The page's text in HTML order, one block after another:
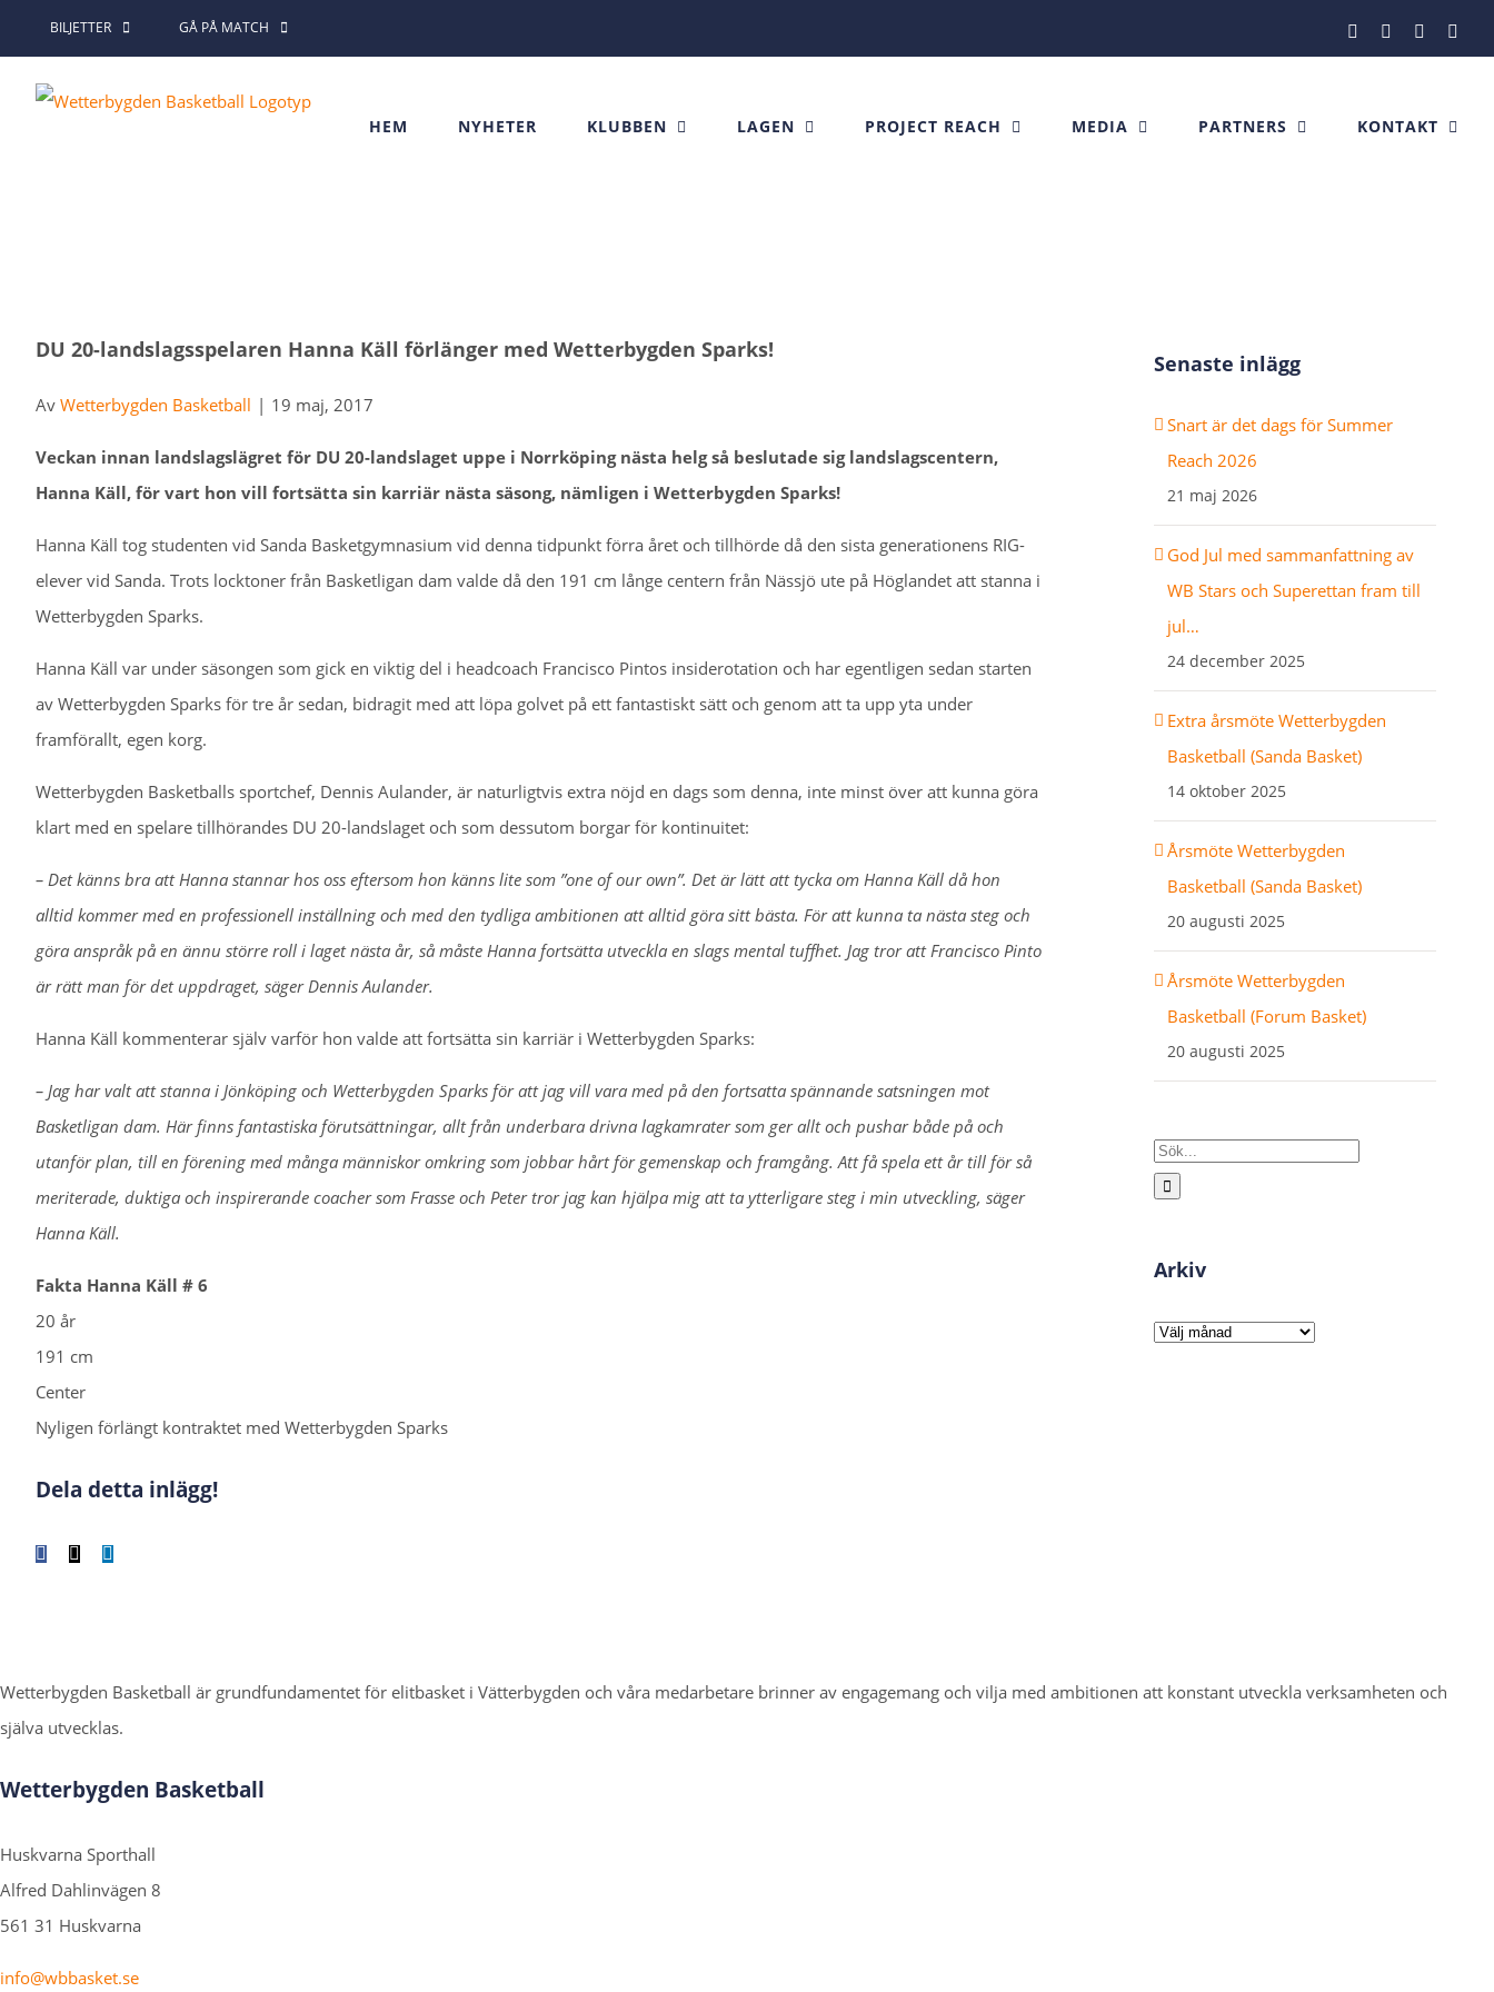
Fortsätt
till
innehållet
BILJETTER GÅ PÅ MATCH FacebookInstagram
HEM NYHETER KLUBBEN LAGEN PROJECT REACH MEDIA PARTNERS KONTAKT
större
DU 20-landslagsspelaren Hanna Käll förlänger med Wetterbygden Sparks!
Av Wetterbygden Basketball | 19 maj, 2017
Veckan innan landslagslägret för DU 20-landslaget uppe i Norrköping nästa helg så beslutade sig landslagscentern,
Hanna Käll, för vart hon vill fortsätta sin karriär nästa säsong, nämligen i Wetterbygden Sparks!
Hanna Käll tog studenten vid Sanda Basketgymnasium vid denna tidpunkt förra året och tillhörde då den sista generationens RIG-
elever vid Sanda. Trots locktoner från Basketligan dam valde då den 191 cm långe centern från Nässjö ute på Höglandet att stanna i
Wetterbygden Sparks.
Hanna Käll var under säsongen som gick en viktig del i headcoach Francisco Pintos insiderotation och har egentligen sedan starten
av Wetterbygden Sparks för tre år sedan, bidragit med att löpa golvet på ett fantastiskt sätt och genom att ta upp yta under
framförallt, egen korg.
Wetterbygden Basketballs sportchef, Dennis Aulander, är naturligtvis extra nöjd en dags som denna, inte minst över att kunna göra
klart med en spelare tillhörandes DU 20-landslaget och som dessutom borgar för kontinuitet:
– Det känns bra att Hanna stannar hos oss eftersom hon känns lite som ”one of our own”. Det är lätt att tycka om Hanna Käll då hon
alltid kommer med en professionell inställning och med den tydliga ambitionen att alltid göra sitt bästa. För att kunna ta nästa steg och
göra anspråk på en ännu större roll i laget nästa år, så måste Hanna fortsätta utveckla en slags mental tuffhet. Jag tror att Francisco Pinto
är rätt man för det uppdraget, säger Dennis Aulander.
Hanna Käll kommenterar själv varför hon valde att fortsätta sin karriär i Wetterbygden Sparks:
– Jag har valt att stanna i Jönköping och Wetterbygden Sparks för att jag vill vara med på den fortsatta spännande satsningen mot
Basketligan dam. Här finns fantastiska förutsättningar, allt från underbara drivna lagkamrater som ger allt och pushar både på och
utanför plan, till en förening med många människor omkring som jobbar hårt för gemenskap och framgång. Att få spela ett år till för så
meriterade, duktiga och inspirerande coacher som Frasse och Peter tror jag kan hjälpa mig att ta ytterligare steg i min utveckling, säger
Hanna Käll.
Fakta Hanna Käll # 6
20 år
191 cm
Center
Nyligen förlängt kontraktet med Wetterbygden Sparks
Dela detta inlägg!
Facebook
Senaste inlägg
Snart är det dags för Summer
Reach 2026
21 maj 2026
God Jul med sammanfattning av
WB Stars och Superettan fram till
jul…
24 december 2025
Extra årsmöte Wetterbygden
Basketball (Sanda Basket)
14 oktober 2025
Årsmöte Wetterbygden
Basketball (Sanda Basket)
20 augusti 2025
Årsmöte Wetterbygden
Basketball (Forum Basket)
20 augusti 2025
Sök
efter:
Arkiv
Arkiv
Wetterbygden Basketball är grundfundamentet för elitbasket i Vätterbygden och våra medarbetare brinner av engagemang och vilja med ambitionen att konstant utveckla verksamheten och
själva utvecklas.
Wetterbygden Basketball
Huskvarna Sporthall
Alfred Dahlinvägen 8
561 31 Huskvarna
info@wbbasket.se